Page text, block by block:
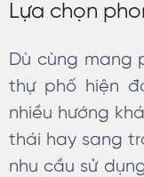
Lựa chọn
Dù cùng mang
thự phố hiện
nhiều hướng
thái hay sang
nhu cầu sử